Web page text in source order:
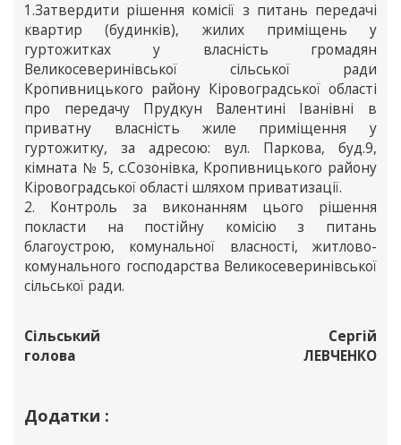
1.Затвердити рішення комісії з питань передачі
квартир (будинків), жилих приміщень у
гуртожитках у власність громадян
Великосеверинівської сільської ради
Кропивницького району Кіровоградської області
про передачу Прудкун Валентині Іванівні в
приватну власність жиле приміщення у
гуртожитку, за адресою: вул. Паркова, буд.9,
кімната № 5, с.Созонівка, Кропивницького району
Кіровоградської області шляхом приватизації.
2. Контроль за виконанням цього рішення
покласти на постійну комісію з питань
благоустрою, комунальної власності, житлово-
комунального господарства Великосеверинівської
сільської ради.
Сільський
голова
Сергій
ЛЕВЧЕНКО
Додатки :